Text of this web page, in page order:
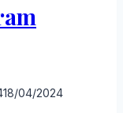
18/04/2024